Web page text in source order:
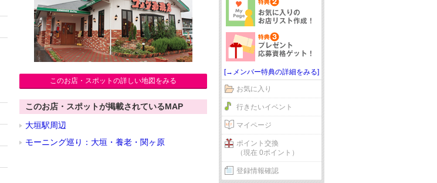
このお店・スポットの詳しい地図をみる
このお店・スポットが掲載されているMAP
大垣駅周辺
モーニング巡り：大垣・養老・関ヶ原
[→メンバー特典の詳細をみる]
お気に入り
行きたいイベント
マイページ
ポイント交換
（現在 0ポイント）
登録情報確認